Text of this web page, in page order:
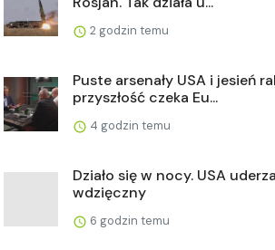
2 godzin temu
Puste arsenały USA i jesień
przyszłość czeka Eu...
4 godzin temu
Działo się w nocy. USA
wdzięczny
6 godzin temu